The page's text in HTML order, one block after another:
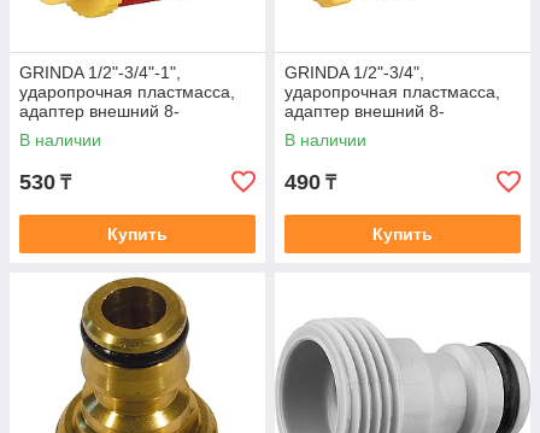
GRINDA 1/2"-3/4"-1",
ударопрочная пластмасса,
адаптер внешний 8-
426307_z01
В наличии
530 ₸
Купить
GRINDA 1/2"-3/4",
ударопрочная пластмасса,
адаптер внешний 8-
426305_z01
В наличии
490 ₸
Купить